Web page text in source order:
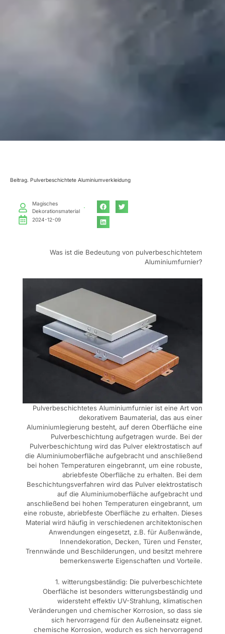
Beitrag. Pulverbeschichtete Aluminiumverkleidung
Magisches
Dekorationsmaterial
2024-12-09
Was ist die Bedeutung von pulverbeschichtetem
Aluminiumfurnier?
Pulverbeschichtetes Aluminiumfurnier ist eine Art von
dekorativem Baumaterial, das aus einer
Aluminiumlegierung besteht, auf deren Oberfläche eine
Pulverbeschichtung aufgetragen wurde. Bei der
Pulverbeschichtung wird das Pulver elektrostatisch auf
die Aluminiumoberfläche aufgebracht und anschließend
bei hohen Temperaturen eingebrannt, um eine robuste,
abriebfeste Oberfläche zu erhalten. Bei dem
Beschichtungsverfahren wird das Pulver elektrostatisch
auf die Aluminiumoberfläche aufgebracht und
anschließend bei hohen Temperaturen eingebrannt, um
eine robuste, abriebfeste Oberfläche zu erhalten. Dieses
Material wird häufig in verschiedenen architektonischen
Anwendungen eingesetzt, z.B. für Außenwände,
Innendekoration, Decken, Türen und Fenster,
Trennwände und Beschilderungen, und besitzt mehrere
bemerkenswerte Eigenschaften und Vorteile.
1. witterungsbeständig: Die pulverbeschichtete
Oberfläche ist besonders witterungsbeständig und
widersteht effektiv UV-Strahlung, klimatischen
Veränderungen und chemischer Korrosion, so dass sie
sich hervorragend für den Außeneinsatz eignet.
chemische Korrosion, wodurch es sich hervorragend